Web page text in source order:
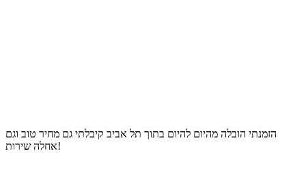
הזמנתי הובלה מהיום להיום בתוך תל אביב קיבלתי גם מחיר טוב וגם
אחלה שירות!